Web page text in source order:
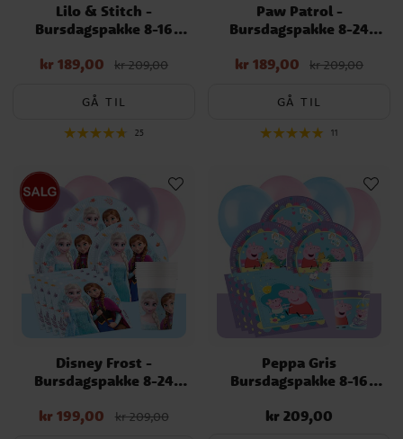
Lilo & Stitch -
Bursdagspakke 8-16
Nåværende pris:
Opprinnelig pris
kr 189,00 kr 209,00
GÅ TIL
25
Paw Patrol -
Bursdagspakke 8-24
Nåværende pris:
Opprinnelig pris
kr 189,00 kr 209,00
GÅ TIL
11
Disney Frost -
Bursdagspakke 8-24
Nåværende pris:
Opprinnelig pris
kr 199,00 kr 209,00
Peppa Gris
Bursdagspakke 8-16
Pris :kr 209,00
kr 209,00